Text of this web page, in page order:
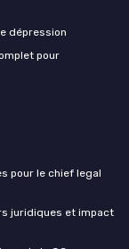
dépression
pour
pour le chief legal
juridiques et impact